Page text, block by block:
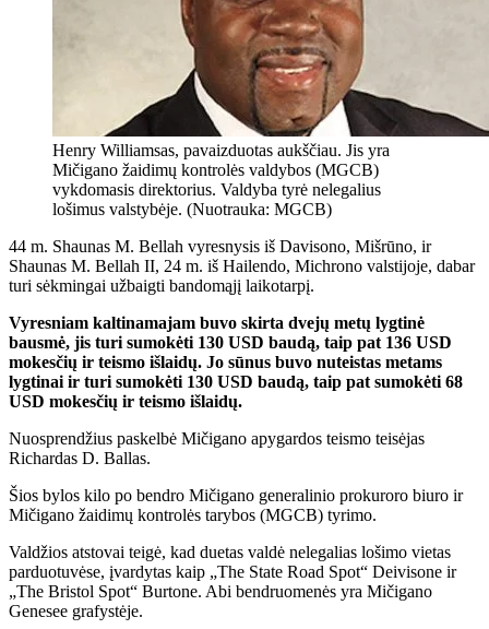
Henry Williamsas, pavaizduotas aukščiau. Jis yra
Mičigano žaidimų kontrolės valdybos (MGCB)
vykdomasis direktorius. Valdyba tyrė nelegalius
lošimus valstybėje. (Nuotrauka: MGCB)
44 m. Shaunas M. Bellah vyresnysis iš Davisono, Mišrūno, ir
Shaunas M. Bellah II, 24 m. iš Hailendo, Michrono valstijoje, dabar
turi sėkmingai užbaigti bandomąjį laikotarpį.
Vyresniam kaltinamajam buvo skirta dvejų metų lygtinė
bausmė, jis turi sumokėti 130 USD baudą, taip pat 136 USD
mokesčių ir teismo išlaidų. Jo sūnus buvo nuteistas metams
lygtinai ir turi sumokėti 130 USD baudą, taip pat sumokėti 68
USD mokesčių ir teismo išlaidų.
Nuosprendžius paskelbė Mičigano apygardos teismo teisėjas
Richardas D. Ballas.
Šios bylos kilo po bendro Mičigano generalinio prokuroro biuro ir
Mičigano žaidimų kontrolės tarybos (MGCB) tyrimo.
Valdžios atstovai teigė, kad duetas valdė nelegalias lošimo vietas
parduotuvėse, įvardytas kaip „The State Road Spot“ Deivisone ir
„The Bristol Spot“ Burtone. Abi bendruomenės yra Mičigano
Genesee grafystėje.